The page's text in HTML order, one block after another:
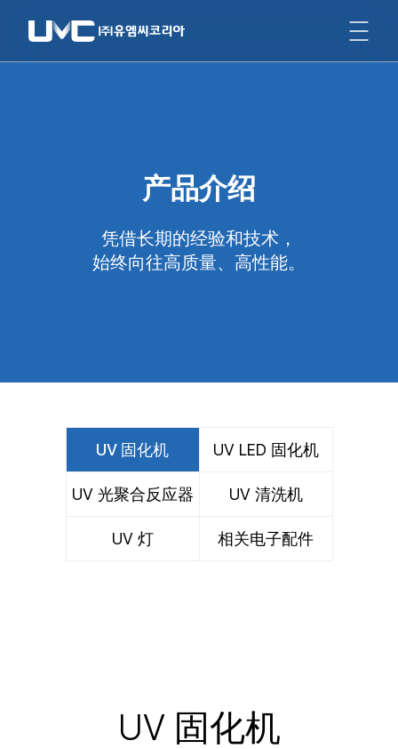
产品介绍
凭借长期的经验和技术，
始终向往高质量、高性能。
UV 固化机 UV LED 固化机
UV 光聚合反应器 UV 清洗机
UV 灯 相关电子配件
UV 固化机